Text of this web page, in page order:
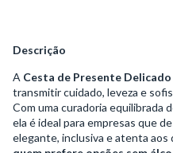
Descrição
A Cesta de Presente
transmitir cuidado, leveza e
Com uma curadoria equilibrada
ela é ideal para empresas que
elegante, inclusiva e atenta